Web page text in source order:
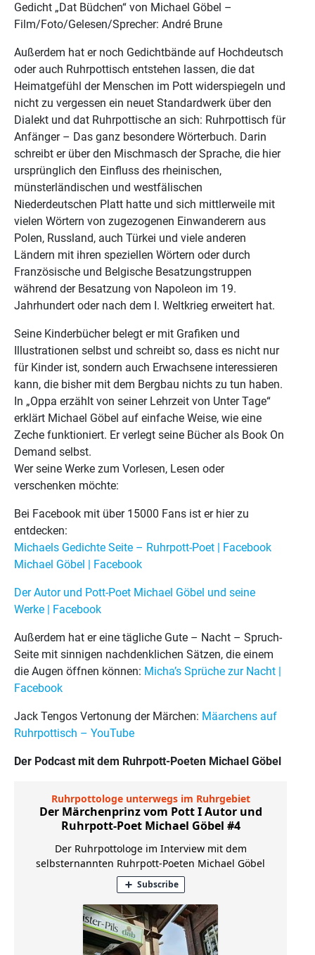
Gedicht „Dat Büdchen“ von Michael Göbel –
Film/Foto/Gelesen/Sprecher: André Brune
Außerdem hat er noch Gedichtbände auf Hochdeutsch
oder auch Ruhrpottisch entstehen lassen, die dat
Heimatgefühl der Menschen im Pott widerspiegeln und
nicht zu vergessen ein neuet Standardwerk über den
Dialekt und dat Ruhrpottische an sich: Ruhrpottisch für
Anfänger – Das ganz besondere Wörterbuch. Darin
schreibt er über den Mischmasch der Sprache, die hier
ursprünglich den Einfluss des rheinischen,
münsterländischen und westfälischen
Niederdeutschen Platt hatte und sich mittlerweile mit
vielen Wörtern von zugezogenen Einwanderern aus
Polen, Russland, auch Türkei und viele anderen
Ländern mit ihren speziellen Wörtern oder durch
Französische und Belgische Besatzungstruppen
während der Besatzung von Napoleon im 19.
Jahrhundert oder nach dem I. Weltkrieg erweitert hat.
Seine Kinderbücher belegt er mit Grafiken und
Illustrationen selbst und schreibt so, dass es nicht nur
für Kinder ist, sondern auch Erwachsene interessieren
kann, die bisher mit dem Bergbau nichts zu tun haben.
In „Oppa erzählt von seiner Lehrzeit von Unter Tage“
erklärt Michael Göbel auf einfache Weise, wie eine
Zeche funktioniert. Er verlegt seine Bücher als Book On
Demand selbst.
Wer seine Werke zum Vorlesen, Lesen oder
verschenken möchte:
Bei Facebook mit über 15000 Fans ist er hier zu
entdecken:
Michaels Gedichte Seite – Ruhrpott-Poet | Facebook
Michael Göbel | Facebook
Der Autor und Pott-Poet Michael Göbel und seine
Werke | Facebook
Außerdem hat er eine tägliche Gute – Nacht – Spruch-
Seite mit sinnigen nachdenklichen Sätzen, die einem
die Augen öffnen können: Micha’s Sprüche zur Nacht |
Facebook
Jack Tengos Vertonung der Märchen: Mäarchens auf
Ruhrpottisch – YouTube
Der Podcast mit dem Ruhrpott-Poeten Michael Göbel